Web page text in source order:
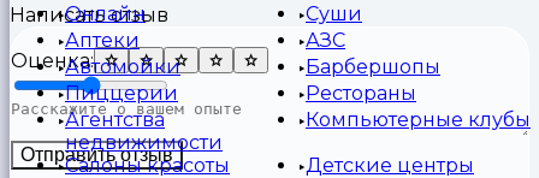
Онлайн
Суши
Аптеки
АЗС
Автомойки
Барбершопы
Пиццерии
Рестораны
Агентства
недвижимости
Компьютерные клубы
Салоны красоты
Детские центры
Написать отзыв
Оценка:
Отправить отзыв